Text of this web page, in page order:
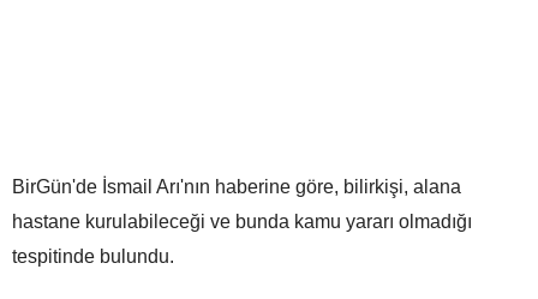
BirGün'de İsmail Arı'nın haberine göre, bilirkişi, alana
hastane kurulabileceği ve bunda kamu yararı olmadığı
tespitinde bulundu.